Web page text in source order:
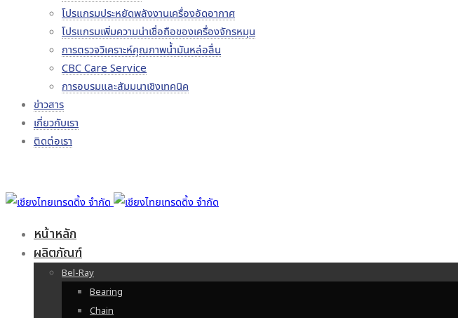
โปรแกรมประหยัดพลังงานเครื่องอัดอากาศ
โปรแกรมเพิ่มความน่าเชื่อถือของเครื่องจักรหมุน
การตรวจวิเคราะห์คุณภาพน้ำมันหล่อลื่น
CBC Care Service
การอบรมและสัมมนาเชิงเทคนิค
ข่าวสาร
เกี่ยวกับเรา
ติดต่อเรา
หน้าหลัก
ผลิตภัณฑ์
Bel-Ray
Bearing
Chain